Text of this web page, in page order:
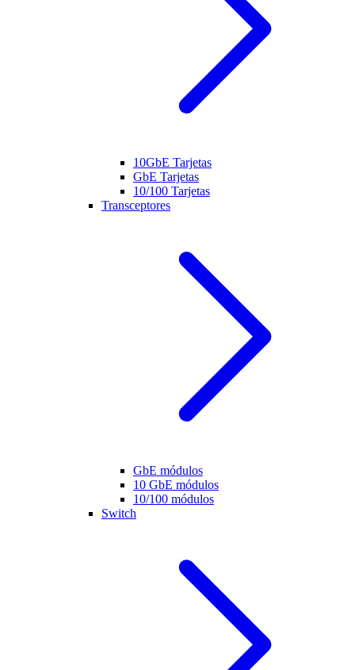
10GbE Tarjetas
GbE Tarjetas
10/100 Tarjetas
Transceptores
GbE módulos
10 GbE módulos
10/100 módulos
Switch